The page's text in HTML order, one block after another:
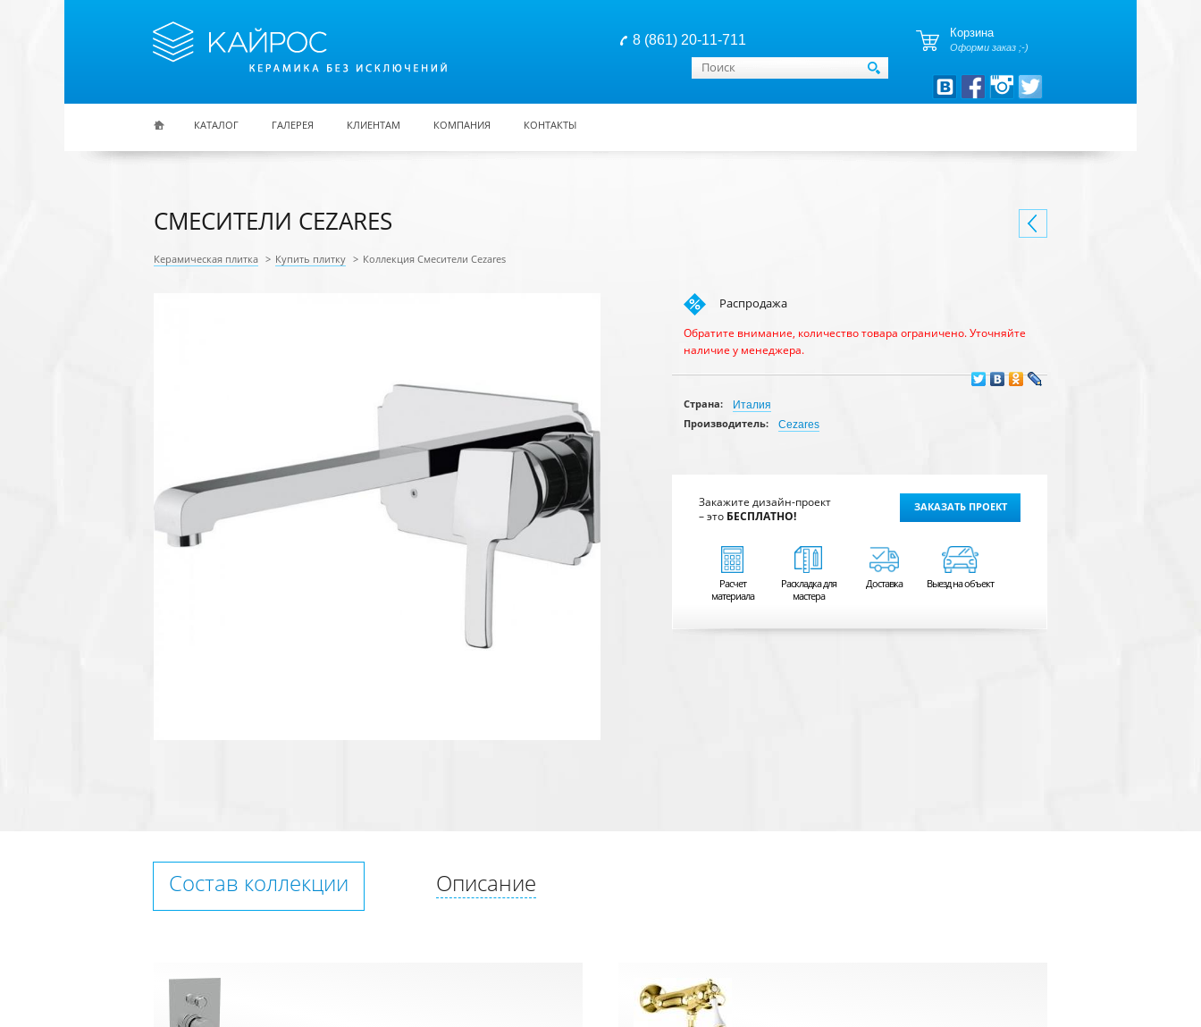
8 (861) 20-11-711 Корзина
Оформи заказ ;-)
Форма поиска
Поиск
КАТАЛОГ ГАЛЕРЕЯ КЛИЕНТАМ КОМПАНИЯ КОНТАКТЫ
СМЕСИТЕЛИ CEZARES
Керамическая плитка > Купить плитку > Коллекция Смесители Cezares
Распродажа
Обратите внимание, количество товара ограничено. Уточняйте
наличие у менеджера.
Страна:
Италия
Производитель:
Cezares
Закажите дизайн-проект
– это БЕСПЛАТНО!
ЗАКАЗАТЬ ПРОЕКТ
Расчет
материала
Раскладка для
мастера
Доставка Выезд на объект
Состав коллекции Описание